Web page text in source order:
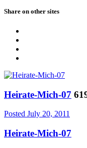
Share on other sites
Heirate-Mich-07
Posted July 20, 2011
Heirate-Mich-07